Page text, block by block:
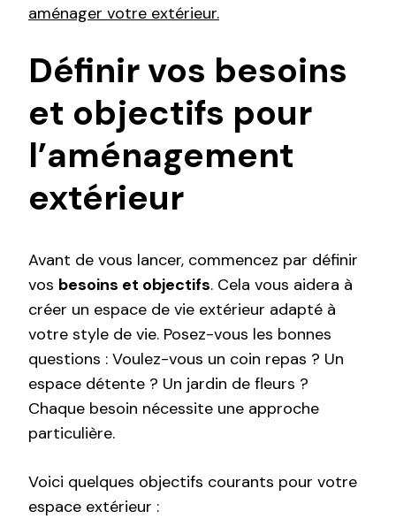
aménager votre extérieur.
Définir vos besoins
et objectifs pour
l’aménagement
extérieur
Avant de vous lancer, commencez par définir
vos besoins et objectifs. Cela vous aidera à
créer un espace de vie extérieur adapté à
votre style de vie. Posez-vous les bonnes
questions : Voulez-vous un coin repas ? Un
espace détente ? Un jardin de fleurs ?
Chaque besoin nécessite une approche
particulière.
Voici quelques objectifs courants pour votre
espace extérieur :